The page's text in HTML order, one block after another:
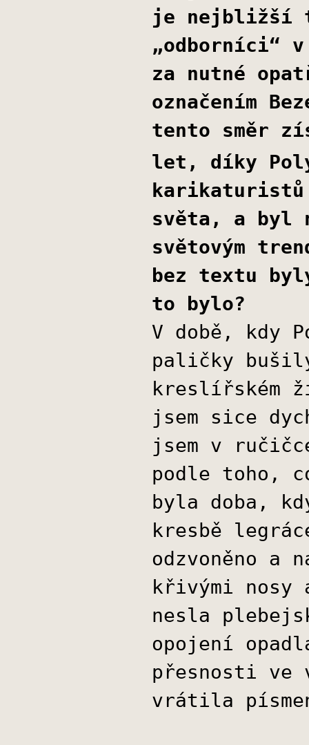
je nejbližší
„odborníci“
za nutné
označením
tento směr
let, díky
karikaturistů
světa, a byl
světovým
bez textu
to bylo?
V době, kdy
paličky
kreslířském
jsem sice
jsem v
podle toho,
byla doba,
kresbě
odzvoněno a
křivými nosy
nesla
opojení
přesnosti ve
vrátila